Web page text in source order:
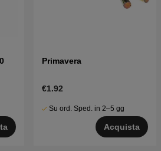
Primavera
€1.92
Su ord. Sped. in 2–5 gg
Acquista